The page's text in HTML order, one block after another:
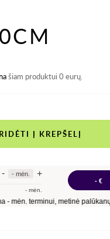
šiam produktui 0 eurų.
Į KREPŠELĮ